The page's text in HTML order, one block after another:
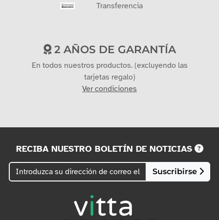
Transferencia
2 AÑOS DE GARANTÍA
En todos nuestros productos. (excluyendo las
tarjetas regalo)
Ver condiciones
RECIBA NUESTRO BOLETÍN DE NOTICIAS
Suscribirse